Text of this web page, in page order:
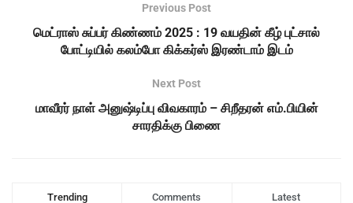
Previous Post
மெட்ராஸ் சுப்பர் கிண்ணம் 2025 : 19 வயதின் கீழ் புட்சால்
போட்டியில் கலம்போ கிக்கர்ஸ் இரண்டாம் இடம்
Next Post
மாவீரர் நாள் அனுஷ்டிப்பு விவகாரம் – சிறீதரன் எம்.பியின்
சாரதிக்கு பிணை
Trending Comments Latest